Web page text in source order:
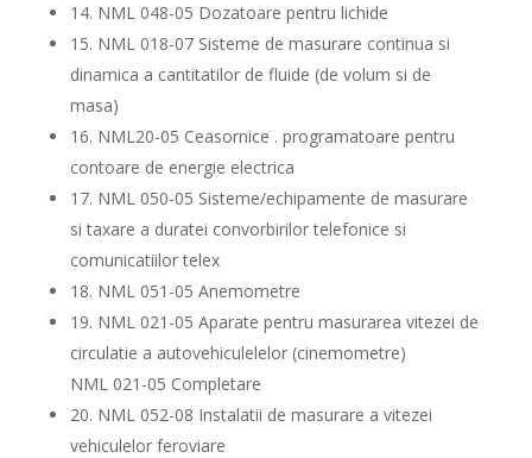
14. NML 048-05 Dozatoare pentru lichide
15. NML 018-07 Sisteme de masurare continua si
dinamica a cantitatilor de fluide (de volum si de
masa)
16. NML20-05 Ceasornice . programatoare pentru
contoare de energie electrica
17. NML 050-05 Sisteme/echipamente de masurare
si taxare a duratei convorbirilor telefonice si
comunicatiilor telex
18. NML 051-05 Anemometre
19. NML 021-05 Aparate pentru masurarea vitezei de
circulatie a autovehiculelelor (cinemometre)
NML 021-05 Completare
20. NML 052-08 Instalatii de masurare a vitezei
vehiculelor feroviare